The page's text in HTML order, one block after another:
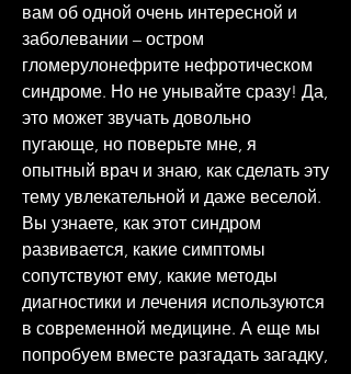
вам об одной очень интересной и
заболевании – остром
гломерулонефрите нефротическом
синдроме. Но не унывайте сразу! Да,
это может звучать довольно
пугающе, но поверьте мне, я
опытный врач и знаю, как сделать эту
тему увлекательной и даже веселой.
Вы узнаете, как этот синдром
развивается, какие симптомы
сопутствуют ему, какие методы
диагностики и лечения используются
в современной медицине. А еще мы
попробуем вместе разгадать загадку,